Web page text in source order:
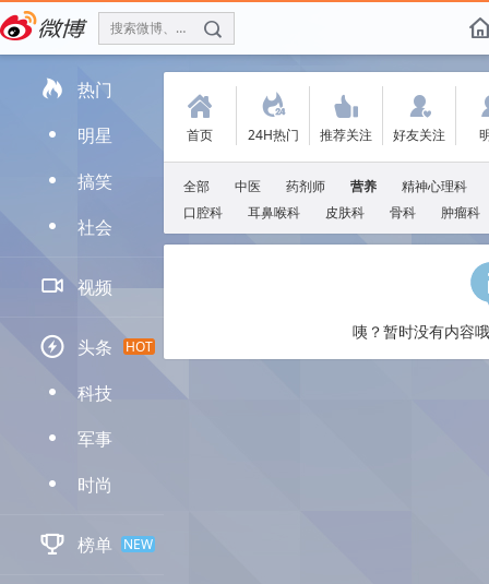
搜索微博、找人 f
 热门
D 明星
D 搞笑
D 社会
 视频
 头条 HOT
D 科技
D 军事
D 时尚
 榜单 NEW
(
首页
.
24H热门
'
推荐关注
:
好友关注
全部 中医 药剂师 营养
精神心理科
口腔科
耳鼻喉科 皮肤科 骨科 肿瘤科
咦？暂时没有内容